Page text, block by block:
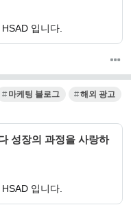
입니다.
마케팅 블로그 해외 광고
성장의 과정을 사랑하
입니다.